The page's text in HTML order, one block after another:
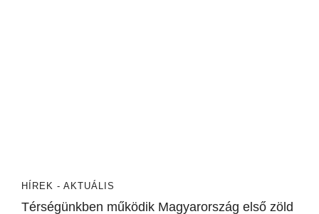
HÍREK - AKTUÁLIS
Térségünkben működik Magyarország első zöld